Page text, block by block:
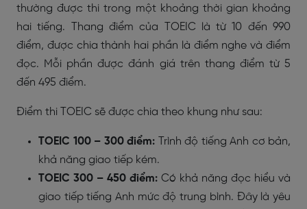
thường được thi trong một khoảng thời gian khoảng
hai tiếng. Thang điểm của TOEIC là từ 10 đến 990
điểm, được chia thành hai phần là điểm nghe và điểm
đọc. Mỗi phần được đánh giá trên thang điểm từ 5
đến 495 điểm.
Điểm thi TOEIC sẽ được chia theo khung như sau:
TOEIC 100 – 300 điểm: Trình độ tiếng Anh cơ bản,
khả năng giao tiếp kém.
TOEIC 300 – 450 điểm: Có khả năng đọc hiểu và
giao tiếp tiếng Anh mức độ trung bình. Đây là yêu